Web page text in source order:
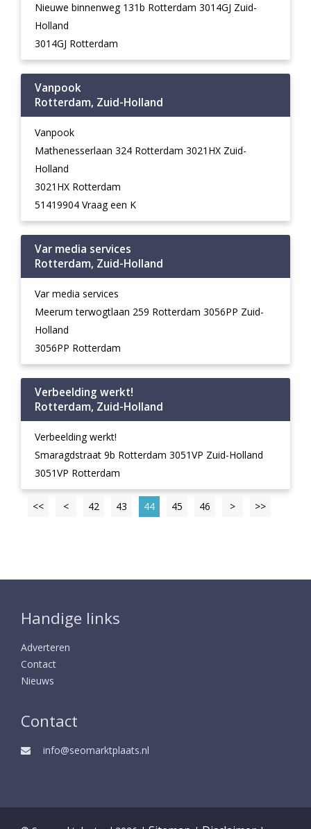
Nieuwe binnenweg 131b Rotterdam 3014GJ Zuid-
Holland
3014GJ Rotterdam
Vanpook
Rotterdam, Zuid-Holland
Vanpook
Mathenesserlaan 324 Rotterdam 3021HX Zuid-
Holland
3021HX Rotterdam
51419904 Vraag een K
Var media services
Rotterdam, Zuid-Holland
Var media services
Meerum terwogtlaan 259 Rotterdam 3056PP Zuid-
Holland
3056PP Rotterdam
Verbeelding werkt!
Rotterdam, Zuid-Holland
Verbeelding werkt!
Smaragdstraat 9b Rotterdam 3051VP Zuid-Holland
3051VP Rotterdam
<< < 42 43 44 45 46 > >>
Handige links
Adverteren
Contact
Nieuws
Contact
info@seomarktplaats.nl